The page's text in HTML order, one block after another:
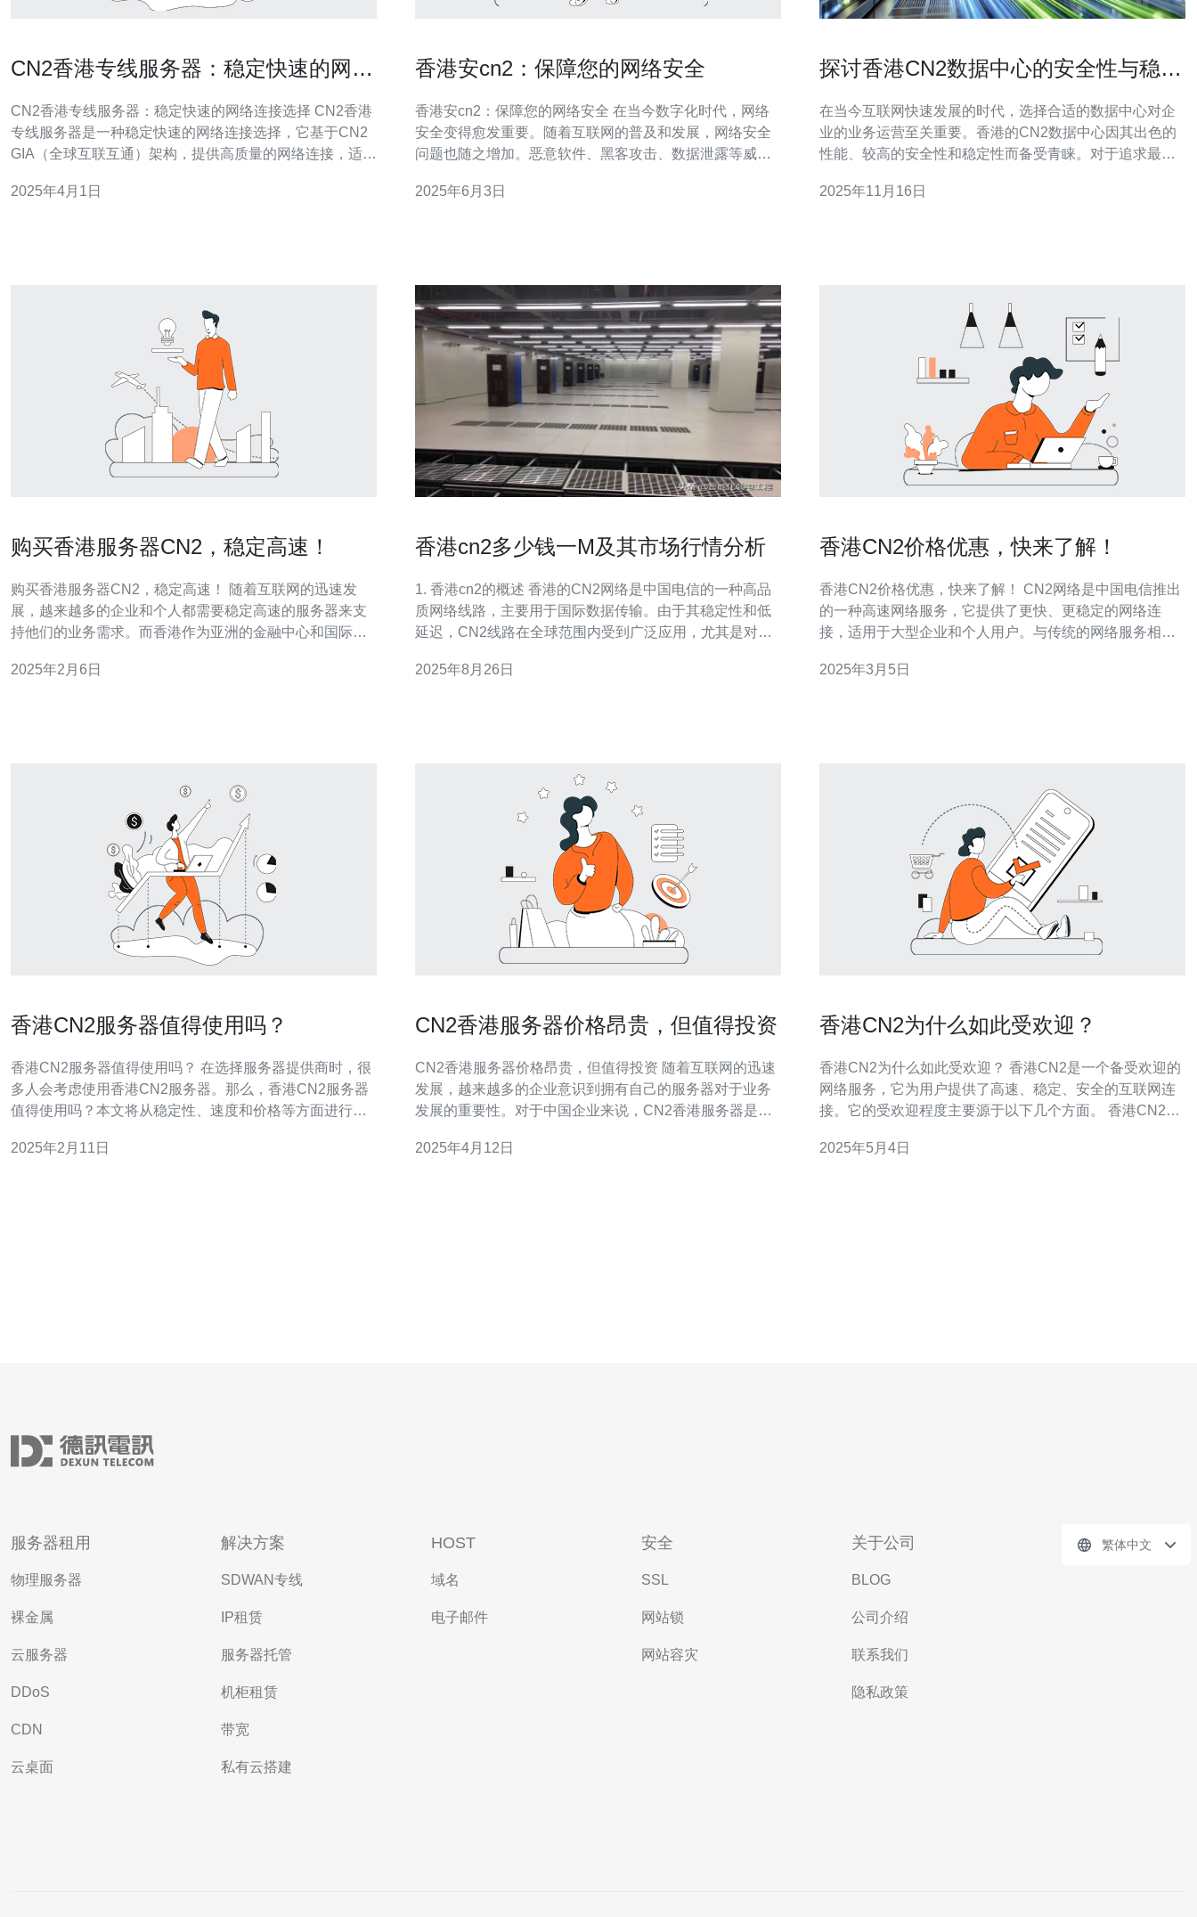
CN2香港专线服务器：稳定快速的网络
CN2香港专线服务器：稳定快速的网络连接选择 CN2香港
专线服务器是一种稳定快速的网络连接选择，它基于CN2
GIA（全球互联互通）架构，提供高质量的网络连接，适用
服务器采用高级网络设备和技术，具有强大的稳定性和可
2025年4月1日
香港安cn2：保障您的网络安全
香港安cn2：保障您的网络安全 在当今数字化时代，网络
安全变得愈发重要。随着互联网的普及和发展，网络安全
问题也随之增加。恶意软件、黑客攻击、数据泄露等威胁
护网络安全已成为每个人都应该重视的问题。 香港安cn2
2025年6月3日
探讨香港CN2数据中心的安全性与稳定
在当今互联网快速发展的时代，选择合适的数据中心对企
业的业务运营至关重要。香港的CN2数据中心因其出色的
性能、较高的安全性和稳定性而备受青睐。对于追求最佳
连接和最低的延迟，还在安全性和稳定性方面表现出色，
2025年11月16日
购买香港服务器CN2，稳定高速！
购买香港服务器CN2，稳定高速！ 随着互联网的迅速发
展，越来越多的企业和个人都需要稳定高速的服务器来支
持他们的业务需求。而香港作为亚洲的金融中心和国际交
为了很多人首选的服务器托管地点。 而在香港市场上，选
2025年2月6日
香港cn2多少钱一M及其市场行情分析
1. 香港cn2的概述 香港的CN2网络是中国电信的一种高品
质网络线路，主要用于国际数据传输。由于其稳定性和低
延迟，CN2线路在全球范围内受到广泛应用，尤其是对游
和高带宽，能够有效提升用户体验。为了了解香港cn2价格
2025年8月26日
香港CN2价格优惠，快来了解！
香港CN2价格优惠，快来了解！ CN2网络是中国电信推出
的一种高速网络服务，它提供了更快、更稳定的网络连
接，适用于大型企业和个人用户。与传统的网络服务相
户对网络速度和稳定性的要求。 近期，中国电信推出了香
2025年3月5日
香港CN2服务器值得使用吗？
香港CN2服务器值得使用吗？ 在选择服务器提供商时，很
多人会考虑使用香港CN2服务器。那么，香港CN2服务器
值得使用吗？本文将从稳定性、速度和价格等方面进行分
素之一。香港CN2服务器以其高可靠性而闻名。CN2是中
2025年2月11日
CN2香港服务器价格昂贵，但值得投资
CN2香港服务器价格昂贵，但值得投资 随着互联网的迅速
发展，越来越多的企业意识到拥有自己的服务器对于业务
发展的重要性。对于中国企业来说，CN2香港服务器是一
和稳定性是值得投资的。 CN2香港服务器是基于CN2
2025年4月12日
香港CN2为什么如此受欢迎？
香港CN2为什么如此受欢迎？ 香港CN2是一个备受欢迎的
网络服务，它为用户提供了高速、稳定、安全的互联网连
接。它的受欢迎程度主要源于以下几个方面。 香港CN2采
以享受到高速的互联网连接。无论是下载大文件、观看高
2025年5月4日
服务器租用
物理服务器
裸金属
云服务器
DDoS
CDN
云桌面
解决方案
SDWAN专线
IP租赁
服务器托管
机柜租赁
带宽
私有云搭建
HOST
域名
电子邮件
安全
SSL
网站锁
网站容灾
关于公司
BLOG
公司介绍
联系我们
隐私政策
繁体中文